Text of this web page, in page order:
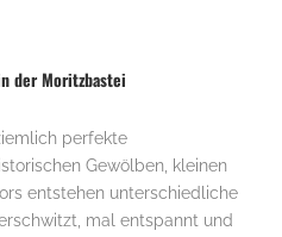
der Moritzbastei
perfekte
Gewölben, kleinen
entstehen unterschiedliche
mal entspannt und